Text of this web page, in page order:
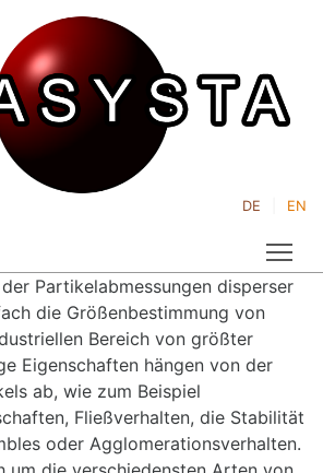
DE EN
Partikelabmessungen disperser
die Größenbestimmung von
Bereich von größter
Eigenschaften hängen von der
ab, wie zum Beispiel
Fließverhalten, die Stabilität
oder Agglomerationsverhalten.